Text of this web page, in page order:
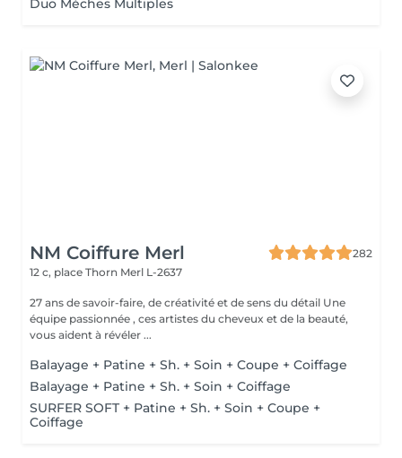
Duo Mèches Multiples
NM Coiffure Merl
282
12 c, place Thorn Merl L-2637
27 ans de savoir-faire, de créativité et de sens du détail Une
équipe passionnée , ces artistes du cheveux et de la beauté,
vous aident à révéler ...
Balayage + Patine + Sh. + Soin + Coupe + Coiffage
Balayage + Patine + Sh. + Soin + Coiffage
SURFER SOFT + Patine + Sh. + Soin + Coupe +
Coiffage